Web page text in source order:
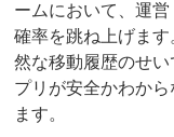
ームにおいて、運
確率を跳ね上げま
然な移動履歴のせ
プリが安全かわか
ます。